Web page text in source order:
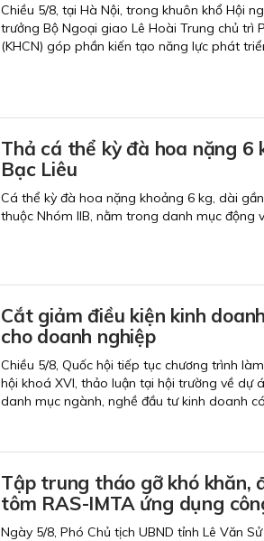
Chiều 5/8, tại Hà Nội, trong khuôn khổ Hội
trưởng Bộ Ngoại giao Lê Hoài Trung chủ
(KHCN) góp phần kiến tạo năng lực phát
Thả cá thể kỳ đà hoa nặng 6
Bạc Liêu
Cá thể kỳ đà hoa nặng khoảng 6 kg, dài
thuộc Nhóm IIB, nằm trong danh mục động
Cắt giảm điều kiện kinh
cho doanh nghiệp
Chiều 5/8, Quốc hội tiếp tục chương trình
hội khoá XVI, thảo luận tại hội trường về dự
danh mục ngành, nghề đầu tư kinh doanh
Tập trung tháo gỡ khó khăn,
tôm RAS-IMTA ứng dụng
Ngày 5/8, Phó Chủ tịch UBND tỉnh Lê Văn